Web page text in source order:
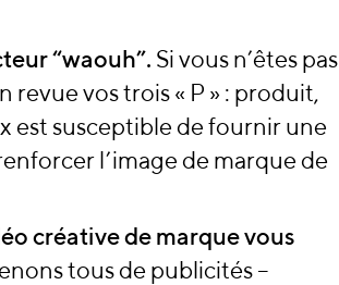
“waouh”. Si vous n’êtes pas
revue vos trois « P » : produit,
est susceptible de fournir une
l’image de marque de
créative de marque vous
tous de publicités –